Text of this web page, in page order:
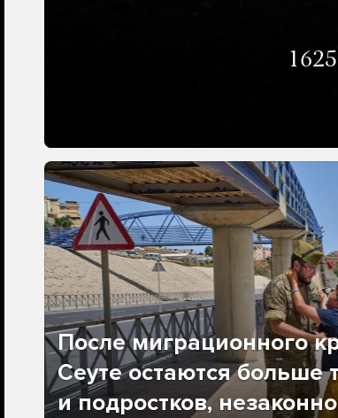
После миграционного
Сеуте остаются больше
и подростков,